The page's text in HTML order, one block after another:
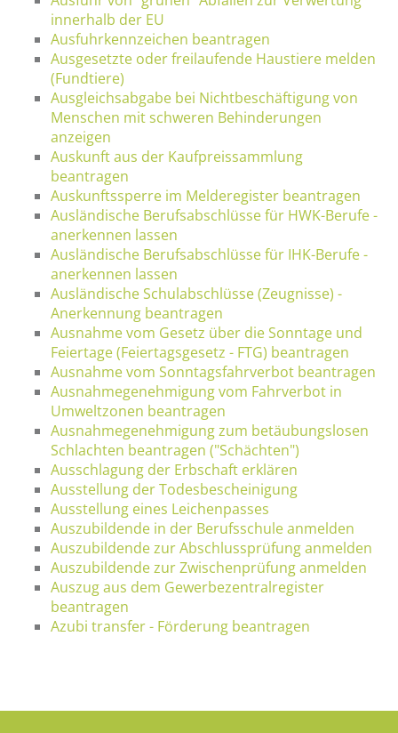
innerhalb der EU
Ausfuhrkennzeichen beantragen
Ausgesetzte oder freilaufende Haustiere melden
(Fundtiere)
Ausgleichsabgabe bei Nichtbeschäftigung von
Menschen mit schweren Behinderungen
anzeigen
Auskunft aus der Kaufpreissammlung
beantragen
Auskunftssperre im Melderegister beantragen
Ausländische Berufsabschlüsse für HWK-Berufe -
anerkennen lassen
Ausländische Berufsabschlüsse für IHK-Berufe -
anerkennen lassen
Ausländische Schulabschlüsse (Zeugnisse) -
Anerkennung beantragen
Ausnahme vom Gesetz über die Sonntage und
Feiertage (Feiertagsgesetz - FTG) beantragen
Ausnahme vom Sonntagsfahrverbot beantragen
Ausnahmegenehmigung vom Fahrverbot in
Umweltzonen beantragen
Ausnahmegenehmigung zum betäubungslosen
Schlachten beantragen ("Schächten")
Ausschlagung der Erbschaft erklären
Ausstellung der Todesbescheinigung
Ausstellung eines Leichenpasses
Auszubildende in der Berufsschule anmelden
Auszubildende zur Abschlussprüfung anmelden
Auszubildende zur Zwischenprüfung anmelden
Auszug aus dem Gewerbezentralregister
beantragen
Azubi transfer - Förderung beantragen